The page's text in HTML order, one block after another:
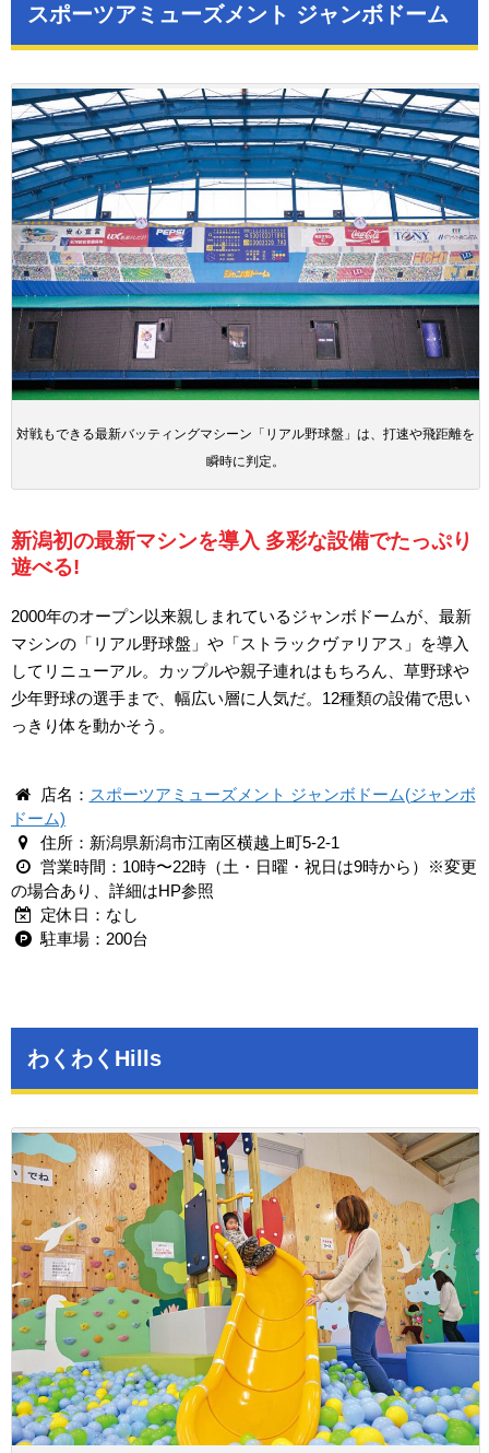
スポーツアミューズメント ジャンボドーム
対戦もできる最新バッティングマシーン「リアル野球盤」は、打速や飛距離を
瞬時に判定。
新潟初の最新マシンを導入 多彩な設備でたっぷり
遊べる!
2000年のオープン以来親しまれているジャンボドームが、最新
マシンの「リアル野球盤」や「ストラックヴァリアス」を導入
してリニューアル。カップルや親子連れはもちろん、草野球や
少年野球の選手まで、幅広い層に人気だ。12種類の設備で思い
っきり体を動かそう。
店名： スポーツアミューズメント ジャンボドーム(ジャンボ
ドーム)
住所：新潟県新潟市江南区横越上町5-2-1
営業時間：10時〜22時（土・日曜・祝日は9時から）※変更
の場合あり、詳細はHP参照
定休日：なし
駐車場：200台
わくわくHills